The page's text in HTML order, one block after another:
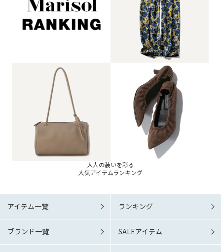
大人の装いを彩る
人気アイテムランキング
アイテム一覧 ランキング
ブランド一覧 SALEアイテム